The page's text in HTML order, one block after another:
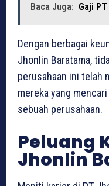
Baca Juga: Gaji
Dengan berbagai
Jhonlin Baratama,
perusahaan ini telah
mereka yang
sebuah perusahaan.
Peluang
Jhonlin